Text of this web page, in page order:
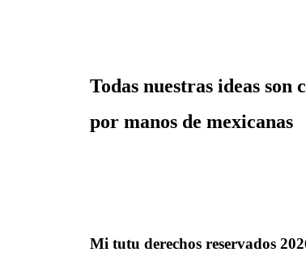
Todas nuestras ideas son
por manos de mexicanas
Mi tutu derechos reservados